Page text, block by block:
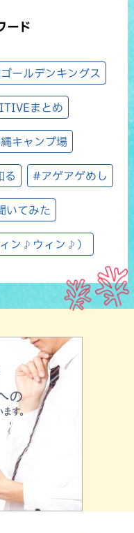
ード
ールデンキングス
まとめ
キャンプ場
る #アゲアゲめし
いてみた
ン♪ウィン♪）